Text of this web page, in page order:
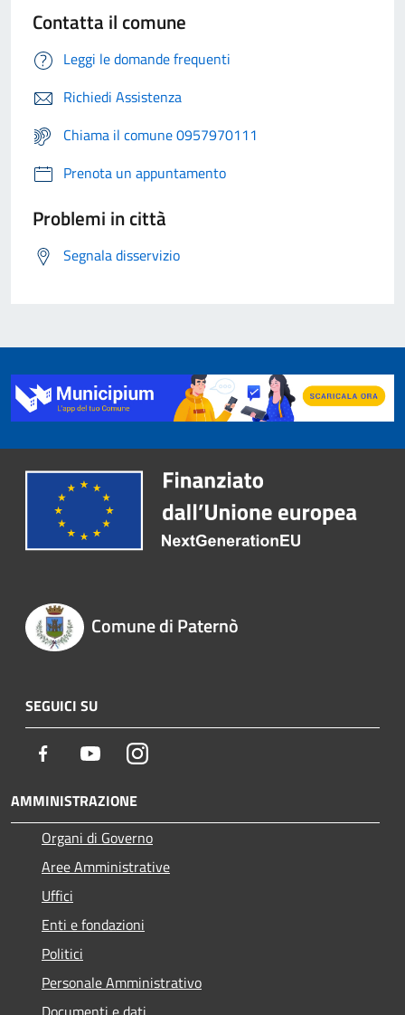
Contatta il comune
Leggi le domande frequenti
Richiedi Assistenza
Chiama il comune 0957970111
Prenota un appuntamento
Problemi in città
Segnala disservizio
Comune di Paternò
SEGUICI SU
Facebook YoutubeInstagram
AMMINISTRAZIONE
Organi di Governo
Aree Amministrative
Uffici
Enti e fondazioni
Politici
Personale Amministrativo